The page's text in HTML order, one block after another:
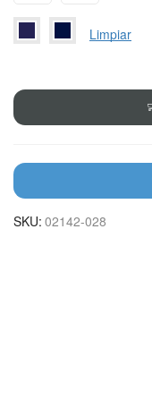
Limpiar
SKU: 02142-028